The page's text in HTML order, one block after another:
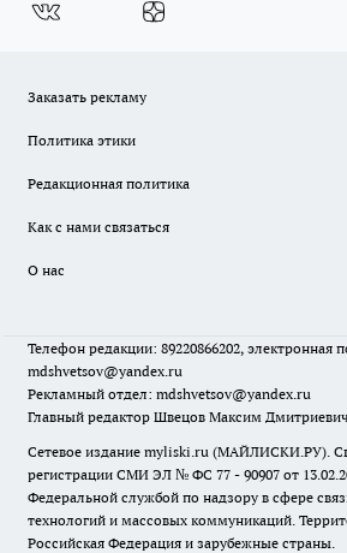
Заказать рекламу
Политика этики
Редакционная политика
Как с нами связаться
О нас
Телефон редакции: 89220866202, электронная
mdshvetsov@yandex.ru
Рекламный отдел: mdshvetsov@yandex.ru
Главный редактор Швецов Максим Дмитриевич
Сетевое издание myliski.ru (МАЙЛИСКИ.РУ).
регистрации СМИ ЭЛ № ФС 77 - 90907 от
Федеральной службой по надзору в сфере
технологий и массовых коммуникаций.
Российская Федерация и зарубежные страны.